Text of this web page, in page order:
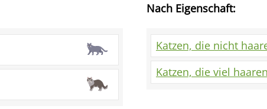
Nach Eigenschaft:
Katzen, die nicht
Katzen, die viel